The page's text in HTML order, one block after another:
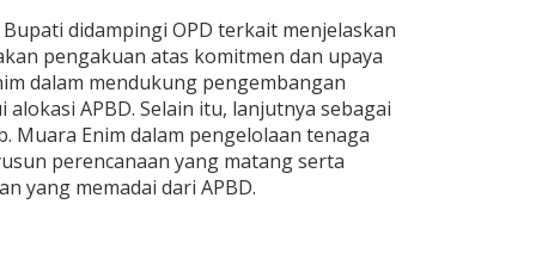
didampingi OPD terkait menjelaskan
pengakuan atas komitmen dan upaya
dalam mendukung pengembangan
alokasi APBD. Selain itu, lanjutnya sebagai
Muara Enim dalam pengelolaan tenaga
perencanaan yang matang serta
yang memadai dari APBD.